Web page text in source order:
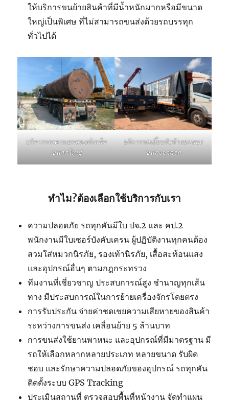
ให้บริการขนย้ายสินค้าที่มีน้ำหนักมากหรือมีขนาด
ใหญ่เป็นพิเศษ ที่ไม่สามารถขนส่งด้วยรถบรรทุก
ทั่วไปได้
บริการรถเครนยกแทงค์เหล็ก
ขนาดใหญ่
บริการรถเฮี๊ยบรับจ้างยกของ
ขนลงจากรถ
ทำไม?ต้องเลือกใช้บริการกับเรา
ความปลอดภัย รถทุกคันมีใบ ปจ.2 และ คป.2
พนักงานมีใบเซอร์บังคับเครน ผู้ปฏิบัติงานทุกคนต้อง
สวมใส่หมวกนิรภัย, รองเท้านิรภัย, เสื้อสะท้อนแสง
และอุปกรณ์อื่นๆ ตามกฎกระทรวง
ทีมงานที่เชี่ยวชาญ ประสบการณ์สูง ชำนาญทุกเส้น
ทาง มีประสบการณ์ในการย้ายเครื่องจักรโดยตรง
การรับประกัน จ่ายค่าชดเชยความเสียหายของสินค้า
ระหว่างการขนส่ง เคลื่อนย้าย 5 ล้านบาท
การขนส่งใช้ยานพาหนะ และอุปกรณ์ที่มีมาตรฐาน มี
รถให้เลือกหลากหลายประเภท หลายขนาด รับผิด
ชอบ และรักษาความปลอดภัยของอุปกรณ์ รถทุกคัน
ติดตั้งระบบ GPS Tracking
ประเมินสถานที่ ตรวจสอบพื้นที่หน้างาน จัดทำแผน